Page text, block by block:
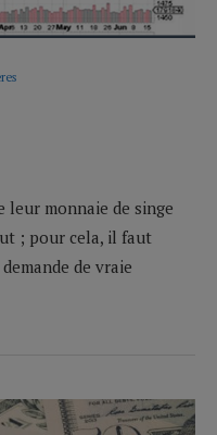
monnaie de singe
; pour cela, il faut
de vraie